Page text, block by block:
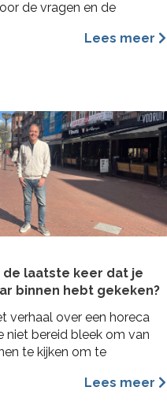
de vragen en de
Lees meer
de laatste keer dat je
binnen hebt gekeken?
verhaal over een horeca
niet bereid bleek om van
te kijken om te
Lees meer